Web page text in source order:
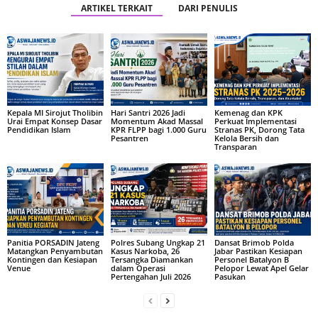
ARTIKEL TERKAIT DARI PENULIS
Kepala MI Sirojut Tholibin
Urai Empat Konsep Dasar
Pendidikan Islam
Hari Santri 2026 Jadi
Momentum Akad Massal
KPR FLPP bagi 1.000 Guru
Pesantren
Kemenag dan KPK
Perkuat Implementasi
Stranas PK, Dorong Tata
Kelola Bersih dan
Transparan
Panitia PORSADIN Jateng
Matangkan Penyambutan
Kontingen dan Kesiapan
Venue
Polres Subang Ungkap 21
Kasus Narkoba, 26
Tersangka Diamankan
dalam Operasi
Pertengahan Juli 2026
Dansat Brimob Polda
Jabar Pastikan Kesiapan
Personel Batalyon B
Pelopor Lewat Apel Gelar
Pasukan